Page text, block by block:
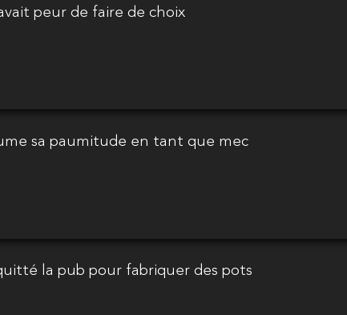
peur de faire de choix
sa paumitude en tant que mec
la pub pour fabriquer des pots